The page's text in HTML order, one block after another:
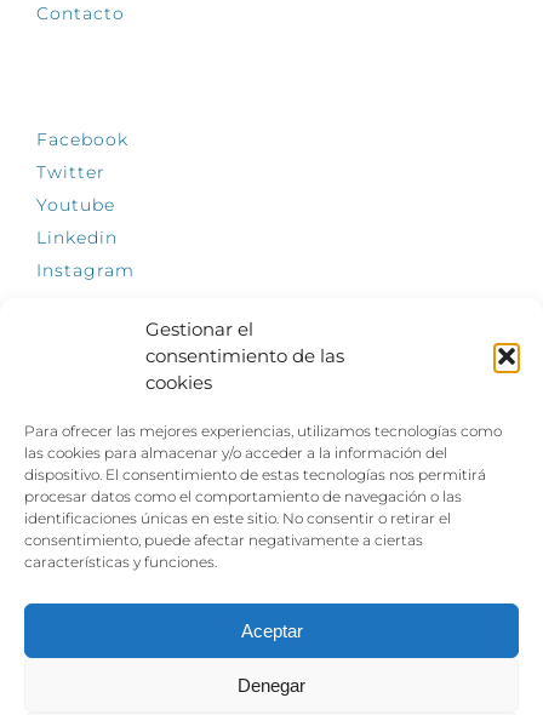
Gestionar el
consentimiento de las
cookies
Para ofrecer las mejores experiencias, utilizamos tecnologías como
las cookies para almacenar y/o acceder a la información del
dispositivo. El consentimiento de estas tecnologías nos permitirá
procesar datos como el comportamiento de navegación o las
identificaciones únicas en este sitio. No consentir o retirar el
consentimiento, puede afectar negativamente a ciertas
características y funciones.
Aceptar
Denegar
Contacto
Facebook
Twitter
Youtube
Linkedin
Instagram
El empleo, la gran llave para una vida
independiente: Fundación Dfa reclama un
impulso decidido a la inclusión laboral de las
personas con discapacidad
Clown, circo y magia: el Jardín de las Artes
de julio con su segundo “Festival